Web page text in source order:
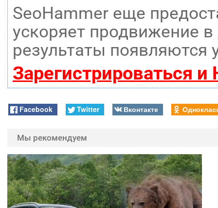
SeoHammer еще
ускоряет продвижение
результаты появляются
Зарегистрироваться
Facebook Twitter Вконтакте
Мы рекомендуем